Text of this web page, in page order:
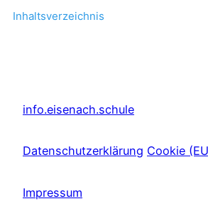
Inhaltsverzeichnis
info.eisenach.schule
Datenschutzerklärung Cookie
Impressum